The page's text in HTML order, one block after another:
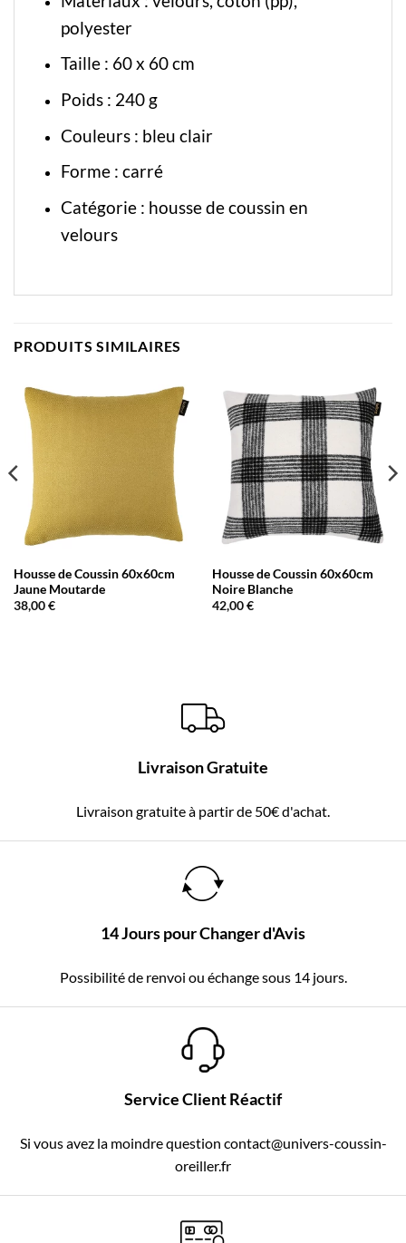
polyester
Taille : 60 x 60 cm
Poids : 240 g
Couleurs : bleu clair
Forme : carré
Catégorie : housse de coussin en
velours
PRODUITS SIMILAIRES
Housse de Coussin 60x60cm
Jaune Moutarde
38,00€
Housse de Coussin 60x60cm
Noire Blanche
42,00€
Livraison Gratuite
Livraison gratuite à partir de 50€ d'achat.
14 Jours pour Changer d'Avis
Possibilité de renvoi ou échange sous 14 jours.
Service Client Réactif
Si vous avez la moindre question contact@univers-coussin-
oreiller.fr